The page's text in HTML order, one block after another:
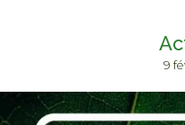
9